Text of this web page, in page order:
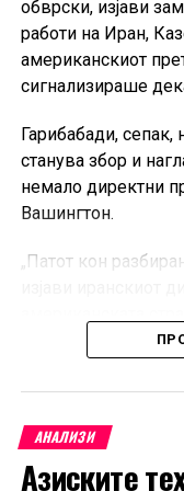
обврски, изјави
работи на Иран,
американскиот
сигнализираше
Гарибабади,
станува збор и
немало директни
Вашингтон.
„Патот кон
враќање кон
Иран и Оман во
комерцијалните
Двете земји ги
АНАЛИЗИ
Азиските